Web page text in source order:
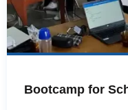
Bootcamp for